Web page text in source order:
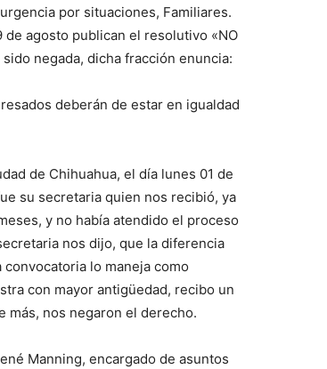
por situaciones, Familiares.
agosto publican el resolutivo «NO
negada, dicha fracción enuncia:
deberán de estar en igualdad
de Chihuahua, el día lunes 01 de
su secretaria quien nos recibió, ya
y no había atendido el proceso
nos dijo, que la diferencia
lo maneja como
con mayor antigüedad, recibo un
más, nos negaron el derecho.
Manning, encargado de asuntos